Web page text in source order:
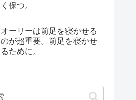
く保つ。
オーリーは前足を寝かせる
のが超重要。前足を寝かせ
るために。